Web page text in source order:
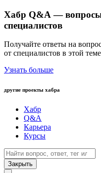
Хабр Q&A —
специалистов
Получайте ответы на
от специалистов в этой
Узнать больше
другие проекты хабра
Хабр
Q&A
Карьера
Курсы
Закрыть